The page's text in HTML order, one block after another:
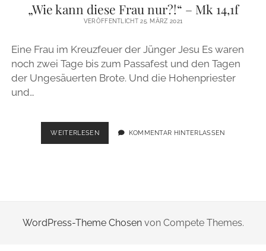
instagram
email
„Wie kann diese Frau nur?!“ – Mk 14,1f
VERÖFFENTLICHT 25. MÄRZ 2021
Eine Frau im Kreuzfeuer der Jünger Jesu Es waren
noch zwei Tage bis zum Passafest und den Tagen
der Ungesäuerten Brote. Und die Hohenpriester
und…
WEITERLESEN„WIE
KANN
KOMMENTAR HINTERLASSEN
WordPress-Theme Chosenvon Compete Themes.